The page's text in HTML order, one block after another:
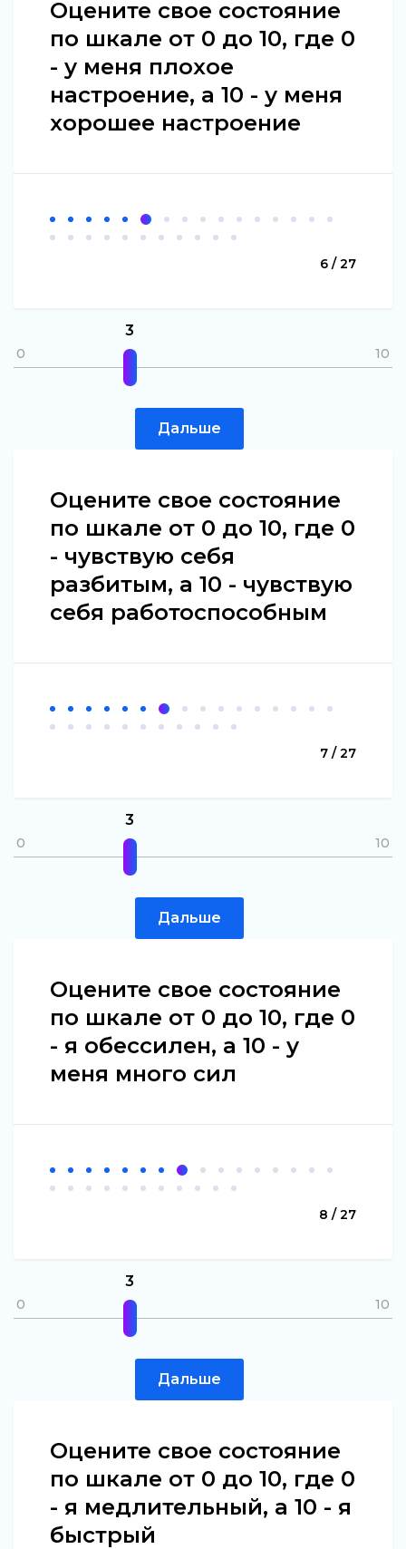
Оцените свое состояние
по шкале от 0 до 10, где 0
- у меня плохое
настроение, а 10 - у меня
хорошее настроение
6 / 27
0 10
3
Дальше
Оцените свое состояние
по шкале от 0 до 10, где 0
- чувствую себя
разбитым, а 10 - чувствую
себя работоспособным
7 / 27
0 10
3
Дальше
Оцените свое состояние
по шкале от 0 до 10, где 0
- я обессилен, а 10 - у
меня много сил
8 / 27
0 10
3
Дальше
Оцените свое состояние
по шкале от 0 до 10, где 0
- я медлительный, а 10 - я
быстрый